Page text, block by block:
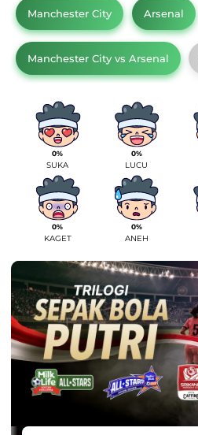
Manchester City Arsenal
Manchester City vs Arsenal
0%
SUKA
0%
LUCU
0%
KAGET
0%
ANEH